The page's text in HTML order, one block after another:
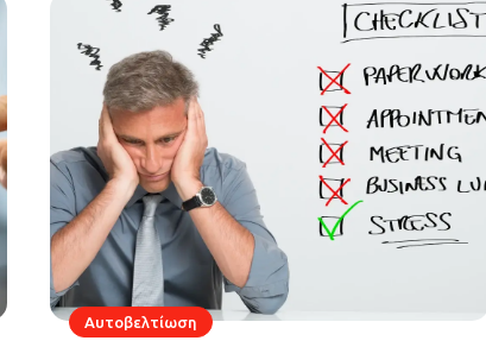
Αυτοβελτίωση